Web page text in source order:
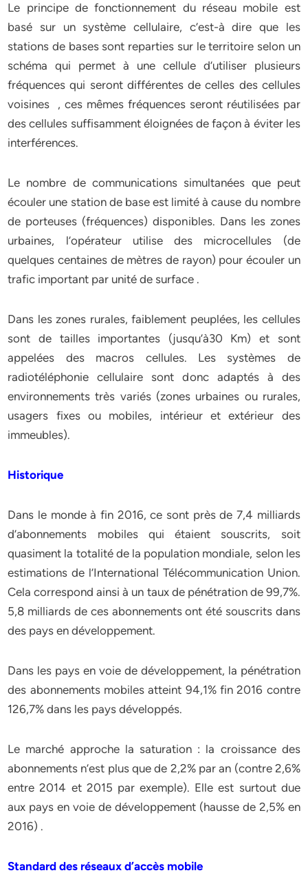
Le principe de fonctionnement du réseau mobile est
basé sur un système cellulaire, c’est-à dire que les
stations de bases sont reparties sur le territoire selon un
schéma qui permet à une cellule d’utiliser plusieurs
fréquences qui seront différentes de celles des cellules
voisines , ces mêmes fréquences seront réutilisées par
des cellules suffisamment éloignées de façon à éviter les
interférences.
Le nombre de communications simultanées que peut
écouler une station de base est limité à cause du nombre
de porteuses (fréquences) disponibles. Dans les zones
urbaines, l’opérateur utilise des microcellules (de
quelques centaines de mètres de rayon) pour écouler un
trafic important par unité de surface .
Dans les zones rurales, faiblement peuplées, les cellules
sont de tailles importantes (jusqu’à30 Km) et sont
appelées des macros cellules. Les systèmes de
radiotéléphonie cellulaire sont donc adaptés à des
environnements très variés (zones urbaines ou rurales,
usagers fixes ou mobiles, intérieur et extérieur des
immeubles).
Historique
Dans le monde à fin 2016, ce sont près de 7,4 milliards
d’abonnements mobiles qui étaient souscrits, soit
quasiment la totalité de la population mondiale, selon les
estimations de l’International Télécommunication Union.
Cela correspond ainsi à un taux de pénétration de 99,7%.
5,8 milliards de ces abonnements ont été souscrits dans
des pays en développement.
Dans les pays en voie de développement, la pénétration
des abonnements mobiles atteint 94,1% fin 2016 contre
126,7% dans les pays développés.
Le marché approche la saturation : la croissance des
abonnements n’est plus que de 2,2% par an (contre 2,6%
entre 2014 et 2015 par exemple). Elle est surtout due
aux pays en voie de développement (hausse de 2,5% en
2016) .
Standard des réseaux d’accès mobile